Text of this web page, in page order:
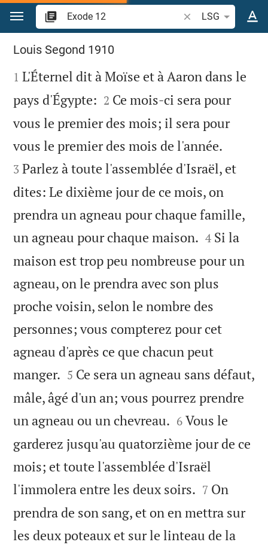
Aller vers contenu
Recherche d'un
LSG
Exode 12
Louis Segond 1910

1 L'Éternel dit à Moïse et à Aaron dans le
pays d'Égypte: 

2 Ce mois-ci sera pour
vous le premier des mois; il sera pour
vous le premier des mois de l'année.
3 Parlez à toute l'assemblée d'Israël, et
dites: Le dixième jour de ce mois, on
prendra un agneau pour chaque famille,
un agneau pour chaque maison. 

4 Si la
maison est trop peu nombreuse pour un
agneau, on le prendra avec son plus
proche voisin, selon le nombre des
personnes; vous compterez pour cet
agneau d'après ce que chacun peut
manger. 

5 Ce sera un agneau sans défaut,
mâle, âgé d'un an; vous pourrez prendre
un agneau ou un chevreau. 

6 Vous le
garderez jusqu'au quatorzième jour de ce
mois; et toute l'assemblée d'Israël
l'immolera entre les deux soirs. 

7 On
prendra de son sang, et on en mettra sur
les deux poteaux et sur le linteau de la